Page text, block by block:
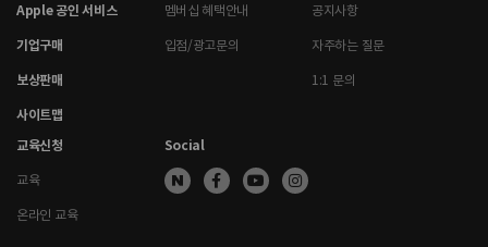
Apple 공인 서비스
기업구매
보상판매
사이트맵
멤버십 혜택안내
입점/광고문의
공지사항
자주하는 질문
1:1 문의
교육신청
교육
온라인 교육
Social